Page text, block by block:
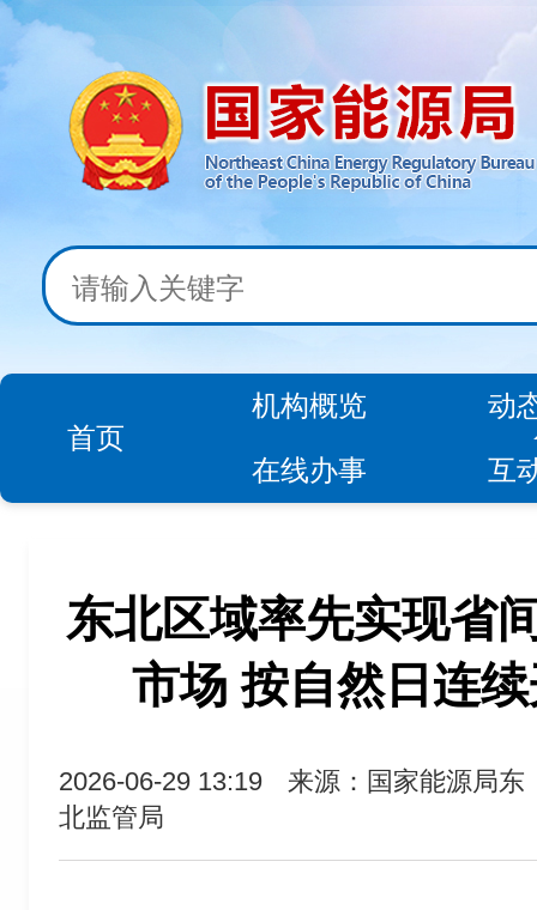
首页
机构概览
动
在线办事
互
东北区域率先实现省
市场 按自然日连
2026-06-29 13:19
来源：国家能源局东
北监管局